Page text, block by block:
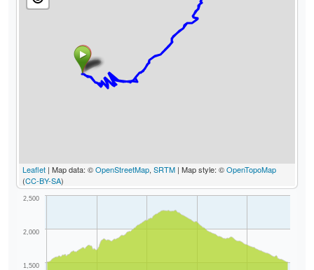
Leaflet | Map data: ©OpenStreetMap, SRTM | Map style: ©OpenTopoMap
(CC-BY-SA)
1,500
2,000
2,500